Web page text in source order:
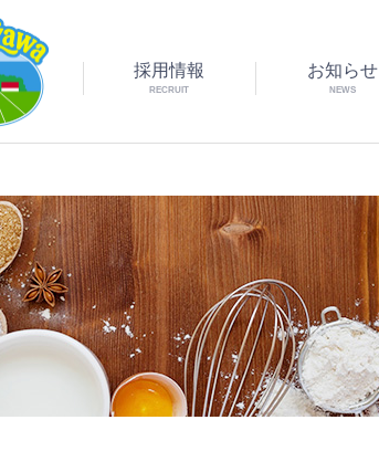
採用情報
RECRUIT
お知らせ
NEWS